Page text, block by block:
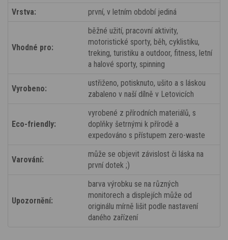
Vrstva:
první, v letním období jediná
Vhodné pro:
běžné užití, pracovní aktivity,
motoristické sporty, běh, cyklistiku,
treking, turistiku a outdoor, fitness, letní
a halové sporty, spinning
Vyrobeno:
ustřiženo, potisknuto, ušito a s láskou
zabaleno v naší dílně v Letovicích
Eco-friendly:
vyrobené z přírodních materiálů, s
doplňky šetrnými k přírodě a
expedováno s přístupem zero-waste
Varování:
může se objevit závislost či láska na
první dotek ;)
Upozornění:
barva výrobku se na různých
monitorech a displejích může od
originálu mírně lišit podle nastavení
daného zařízení